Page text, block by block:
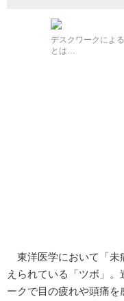
デスクワークによ
とは…
東洋医学において「未
えられている「ツボ」
ークで目の疲れや頭痛を